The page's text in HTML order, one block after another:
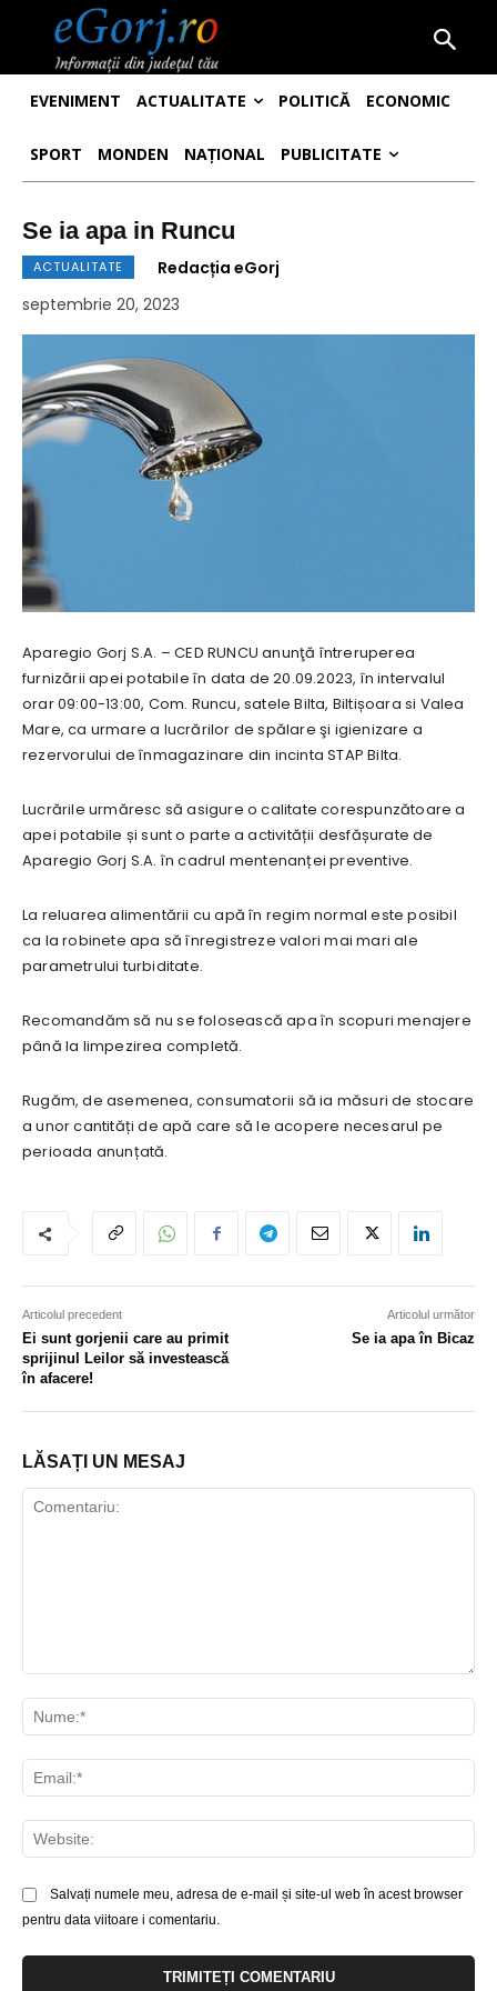
EVENIMENT ACTUALITATE POLITICĂ ECONOMIC
SPORT MONDEN NAȚIONAL PUBLICITATE
Se ia apa in Runcu
ACTUALITATE
Redacția eGorj
septembrie 20, 2023
Aparegio Gorj S.A. – CED RUNCU anunţă întreruperea
furnizării apei potabile în data de 20.09.2023, în intervalul
orar 09:00-13:00, Com. Runcu, satele Bilta, Biltișoara si Valea
Mare, ca urmare a lucrărilor de spălare şi igienizare a
rezervorului de înmagazinare din incinta STAP Bilta.
Lucrările urmăresc să asigure o calitate corespunzătoare a
apei potabile și sunt o parte a activității desfășurate de
Aparegio Gorj S.A. în cadrul mentenanței preventive.
La reluarea alimentării cu apă în regim normal este posibil
ca la robinete apa să înregistreze valori mai mari ale
parametrului turbiditate.
Recomandăm să nu se folosească apa în scopuri menajere
până la limpezirea completă.
Rugăm, de asemenea, consumatorii să ia măsuri de stocare
a unor cantități de apă care să le acopere necesarul pe
perioada anunțată.
Articolul precedent
Ei sunt gorjenii care au primit
sprijinul Leilor să investească
în afacere!
Articolul următor
Se ia apa în Bicaz
LĂSAȚI UN MESAJ
Salvați numele meu, adresa de e-mail și site-ul web în acest browser
pentru data viitoare i comentariu.